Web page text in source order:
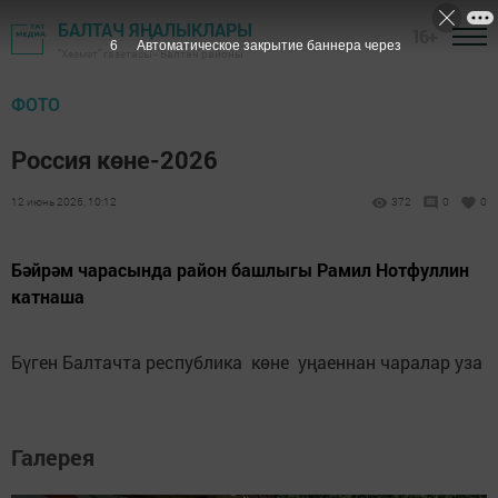
БАЛТАЧ ЯҢАЛЫКЛАРЫ
"Хезмәт" газетасы - Балтач районы
ФОТО
Россия көне-2026
12 июнь 2026, 10:12 372 0 0
Бәйрәм чарасында район башлыгы Рамил Нотфуллин
катнаша
Бүген Балтачта республика көне уңаеннан чаралар уза
Галерея
6 Автоматическое закрытие баннера через